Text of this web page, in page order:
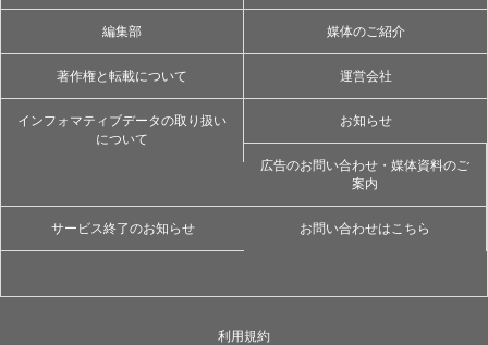
編集部 媒体のご紹介
著作権と転載について 運営会社
インフォマティブデータの取り扱い
について
お知らせ
広告のお問い合わせ・媒体資料のご
案内
サービス終了のお知らせ お問い合わせはこちら
利用規約